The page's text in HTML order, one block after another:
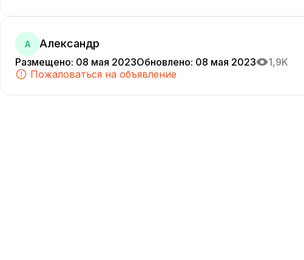
А Александр
Размещено: 08 мая 2023Обновлено: 08 мая 2023
1,9K
Пожаловаться на объявление